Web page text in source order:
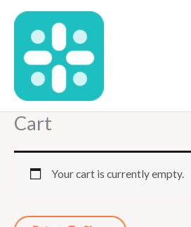
content
Cart
Your cart is currently empty.